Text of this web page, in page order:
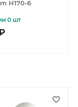
H170-6
0 шт